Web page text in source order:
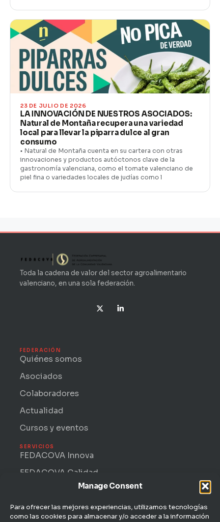
Manage Consent
Para ofrecer las mejores experiencias, utilizamos tecnologías
como las cookies para almacenar y/o acceder a la información
23 DE JULIO DE 2026
LA INNOVACIÓN DE NUESTROS ASOCIADOS:
Natural de Montaña recupera una variedad
local para llevar la piparra dulce al gran
consumo
• Natural de Montaña cuenta en su cartera con otras
innovaciones y productos autóctonos clave de la
gastronomía valenciana, como el tomate valenciano de
piel fina o variedades locales de judías como l
Toda la cadena de valor del sector agroalimentario
valenciano, en una sola federación.
X
- i
FEDERACIÓN
Quiénes somos
Asociados
Colaboradores
Actualidad
Cursos y eventos
SERVICIOS
FEDACOVA Innova
FEDACOVA Calidad
Internacional · ENTRII
FEDACOVA Informa